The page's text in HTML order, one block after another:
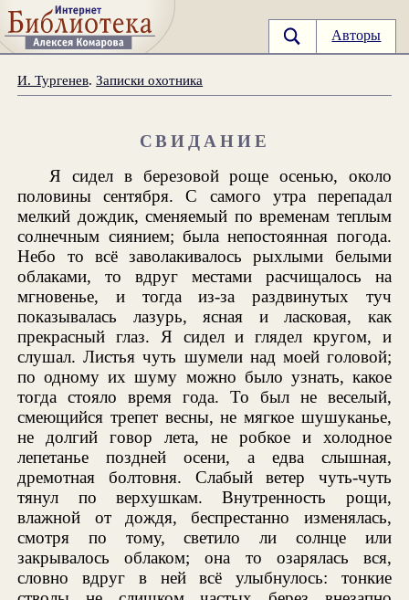
Авторы
И. Тургенев.Записки охотника
СВИДАНИЕ
Я сидел в березовой роще осенью, около
половины сентября. С самого утра перепадал
мелкий дождик, сменяемый по временам теплым
солнечным сиянием; была непостоянная погода.
Небо то всё заволакивалось рыхлыми белыми
облаками, то вдруг местами расчищалось на
мгновенье, и тогда из-за раздвинутых туч
показывалась лазурь, ясная и ласковая, как
прекрасный глаз. Я сидел и глядел кругом, и
слушал. Листья чуть шумели над моей головой;
по одному их шуму можно было узнать, какое
тогда стояло время года. То был не веселый,
смеющийся трепет весны, не мягкое шушуканье,
не долгий говор лета, не робкое и холодное
лепетанье поздней осени, а едва слышная,
дремотная болтовня. Слабый ветер чуть-чуть
тянул по верхушкам. Внутренность рощи,
влажной от дождя, беспрестанно изменялась,
смотря по тому, светило ли солнце или
закрывалось облаком; она то озарялась вся,
словно вдруг в ней всё улыбнулось: тонкие